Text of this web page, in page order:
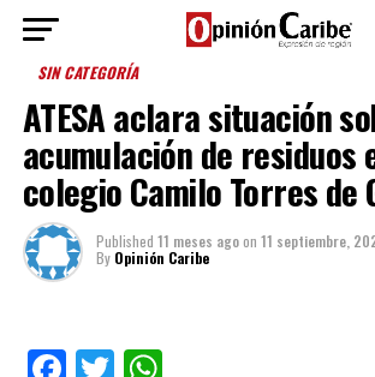
SIN CATEGORÍA
ATESA aclara situación
acumulación de residuos
colegio Camilo Torres de
Published 11 meses agoon 11 septiembre,
By Opinión Caribe